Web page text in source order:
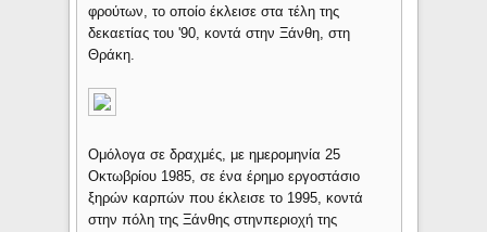
φρούτων, το οποίο έκλεισε στα τέλη της
δεκαετίας του '90, κοντά στην Ξάνθη, στη
Θράκη.
Ομόλογα σε δραχμές, με ημερομηνία 25
Οκτωβρίου 1985, σε ένα έρημο εργοστάσιο
ξηρών καρπών που έκλεισε το 1995, κοντά
στην πόλη της Ξάνθης στηνπεριοχή της